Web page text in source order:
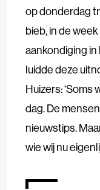
op donderdag
bieb, in de
aankondiging in
luidde deze
Huizers:
dag. De
nieuwstips.
wie wij nu